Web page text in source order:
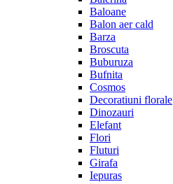
Baloane
Balon aer cald
Barza
Broscuta
Buburuza
Bufnita
Cosmos
Decoratiuni florale
Dinozauri
Elefant
Flori
Fluturi
Girafa
Iepuras